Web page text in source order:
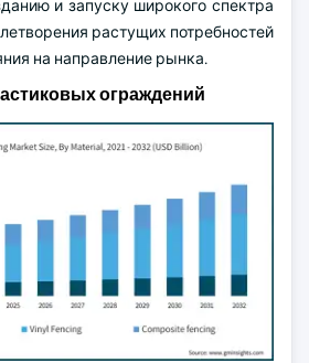
и запуску широкого спектра
растущих потребностей
на направление рынка.
ограждений